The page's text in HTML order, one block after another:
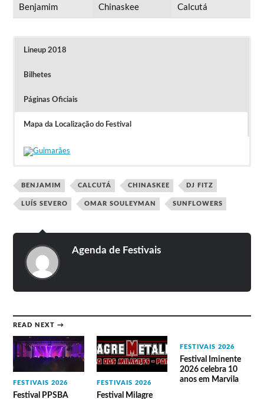
Benjamim Chinaskee Calcutá
Lineup 2018
Bilhetes
Páginas Oficiais
Mapa da Localização do Festival
2018
Mathilda (Tasca Expresso)
Suave Geração
Toulouse
Entrada grátis.
BENJAMIM CALCUTÁ CHINASKEE DJ FITZ
LUÍS SEVERO OMAR SOULEYMAN SUNFLOWERS
Agenda de Festivais
READ NEXT →
FESTIVAIS 2026
Festival PPSBA
FESTIVAIS 2026
Festival Milagre
FESTIVAIS 2026
Festival Iminente
2026 celebra 10
anos em Marvila